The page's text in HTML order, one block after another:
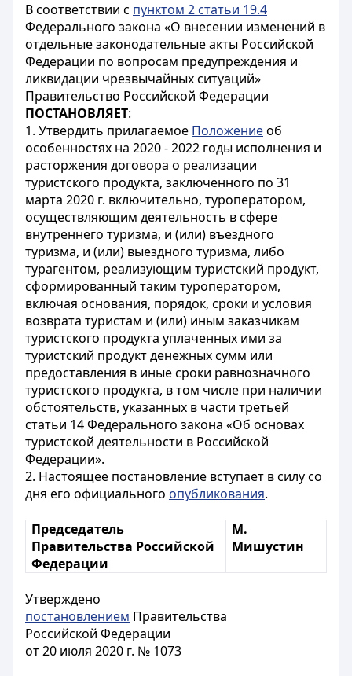
В соответствии с пунктом 2 статьи 19.4
Федерального закона «О внесении изменений в
отдельные законодательные акты Российской
Федерации по вопросам предупреждения и
ликвидации чрезвычайных ситуаций»
Правительство Российской Федерации
ПОСТАНОВЛЯЕТ:
1. Утвердить прилагаемое Положениеоб
особенностях на 2020 - 2022 годы исполнения и
расторжения договора о реализации
туристского продукта, заключенного по 31
марта 2020 г. включительно, туроператором,
осуществляющим деятельность в сфере
внутреннего туризма, и (или) въездного
туризма, и (или) выездного туризма, либо
турагентом, реализующим туристский продукт,
сформированный таким туроператором,
включая основания, порядок, сроки и условия
возврата туристам и (или) иным заказчикам
туристского продукта уплаченных ими за
туристский продукт денежных сумм или
предоставления в иные сроки равнозначного
туристского продукта, в том числе при наличии
обстоятельств, указанных в части третьей
статьи 14 Федерального закона «Об основах
туристской деятельности в Российской
Федерации».
2. Настоящее постановление вступает в силу со
дня его официального опубликования.
Председатель
Правительства Российской
Федерации
М.
Мишустин
Утверждено
постановлением Правительства
Российской Федерации
от 20 июля 2020 г. № 1073